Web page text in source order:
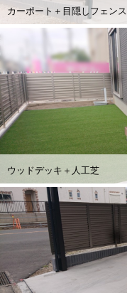
カーポート＋目隠しフェンス
ウッドデッキ＋人工芝